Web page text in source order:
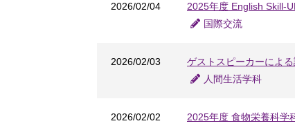
2026/02/04
2025年度 English Skill-
国際交流
2026/02/03
ゲストスピーカーによ
人間生活学科
2026/02/02
2025年度 食物栄養科学